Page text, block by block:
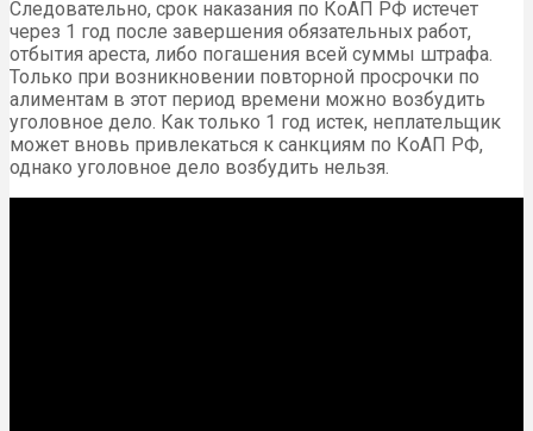
Следовательно, срок наказания по КоАП РФ истечет
через 1 год после завершения обязательных работ,
отбытия ареста, либо погашения всей суммы штрафа.
Только при возникновении повторной просрочки по
алиментам в этот период времени можно возбудить
уголовное дело. Как только 1 год истек, неплательщик
может вновь привлекаться к санкциям по КоАП РФ,
однако уголовное дело возбудить нельзя.